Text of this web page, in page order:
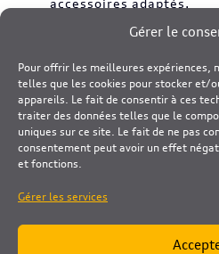
Gérer le
Pour offrir les meilleures expériences,
telles que les cookies pour stocker et/
appareils. Le fait de consentir à ces
traiter des données telles que le
uniques sur ce site. Le fait de ne pas
consentement peut avoir un effet
et fonctions.
Gérer les services
accessoires adaptés.
Pour une protection
l’ensemble “volet +
Quelques stratégies
différence :
Choisir des modèles
Ajouter des
barres de sécurité,
verrouillage fiable.